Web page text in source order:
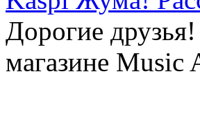
Дорогие
магазине Music